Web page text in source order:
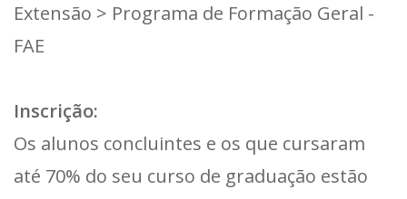
Extensão > Programa de Formação Geral -
FAE
Inscrição:
Os alunos concluintes e os que cursaram
até 70% do seu curso de graduação estão